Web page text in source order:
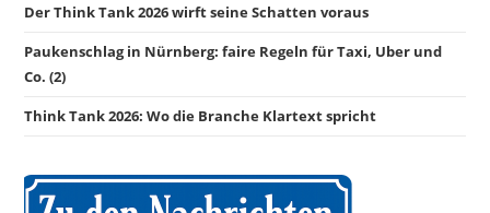
Der Think Tank 2026 wirft seine Schatten voraus
Paukenschlag in Nürnberg: faire Regeln für Taxi, Uber und
Co. (2)
Think Tank 2026: Wo die Branche Klartext spricht